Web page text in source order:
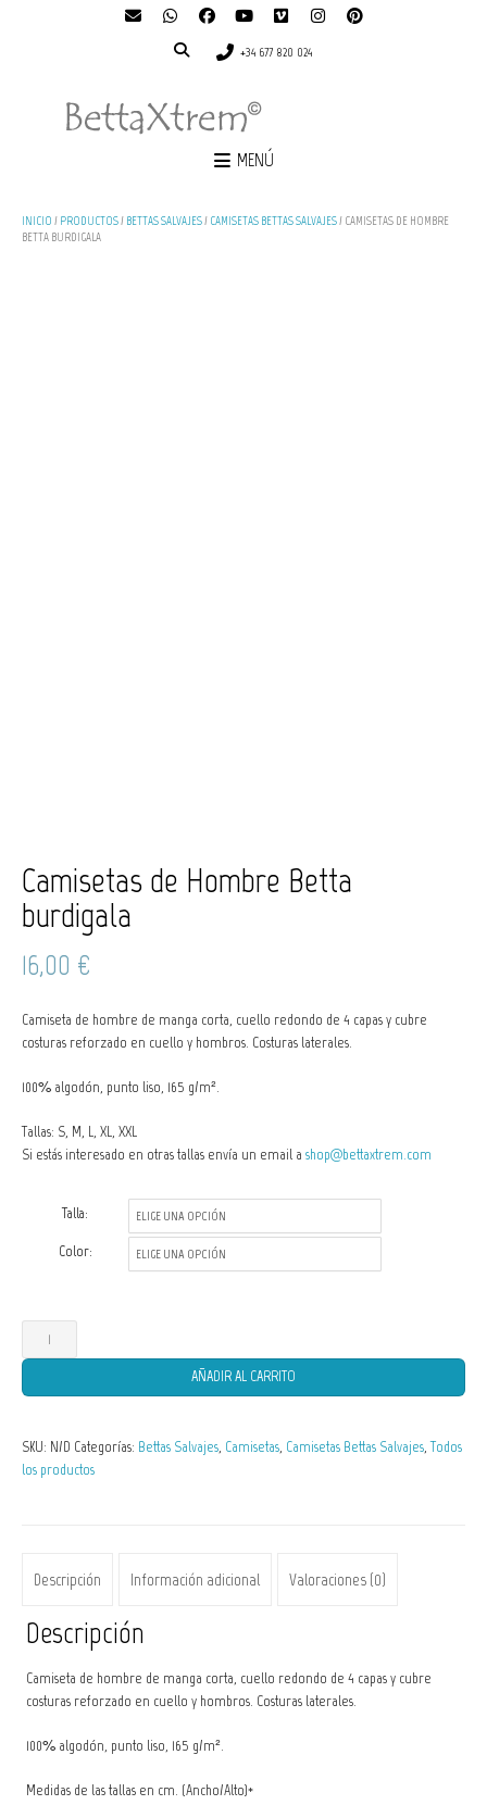
+34 677 820 024
MENÚ
INICIO / PRODUCTOS/ BETTAS SALVAJES/ CAMISETAS BETTAS SALVAJES/ CAMISETAS DE HOMBRE
BETTA BURDIGALA
Camisetas de Hombre Betta
burdigala
16,00 €
Camiseta de hombre de manga corta, cuello redondo de 4 capas y cubre
costuras reforzado en cuello y hombros. Costuras laterales.
100% algodón, punto liso, 165 g/m².
Tallas: S, M, L, XL, XXL
Si estás interesado en otras tallas envía un email a shop@bettaxtrem.com
Talla:
Color:
Camisetas
de
Hombre
burdigala
cantidad
AÑADIR AL CARRITO
SKU: N/D Categorías: Bettas Salvajes, Camisetas, Camisetas Bettas Salvajes,Todos
los productos
Descripción Información adicional Valoraciones (0)
Descripción
Camiseta de hombre de manga corta, cuello redondo de 4 capas y cubre
costuras reforzado en cuello y hombros. Costuras laterales.
100% algodón, punto liso, 165 g/m².
Medidas de las tallas en cm. (Ancho/Alto)*